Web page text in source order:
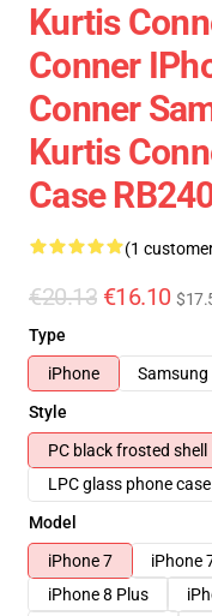
Kurtis
Conner
Conner
Kurtis
Case
(1
€20.13 €16.10
Type
iPhone
Samsung
Style
PC black frosted shell
LPC glass phone case
Model
iPhone 7
iPhone
iPhone 8 Plus